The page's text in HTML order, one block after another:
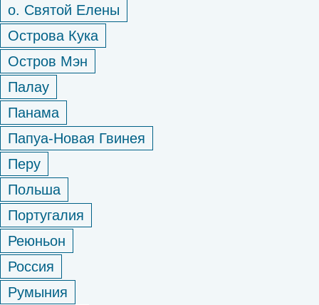
о. Святой Елены
Острова Кука
Остров Мэн
Палау
Панама
Папуа-Новая Гвинея
Перу
Польша
Португалия
Реюньон
Россия
Румыния